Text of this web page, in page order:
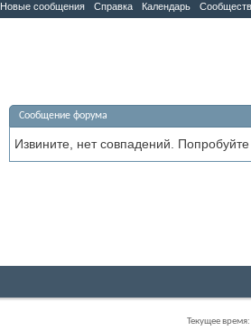
Новые сообщения Справка Календарь
Сообщение форума
Извините, нет совпадений.
Текущее время: